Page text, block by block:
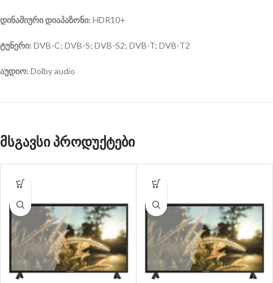
დინამიურიდიაპაზონი: HDR10+
ტუნერი: DVB-C; DVB-S; DVB-S2; DVB-T; DVB-T2
აუდიო: Dolby audio
მსგავსი პროდუქტები